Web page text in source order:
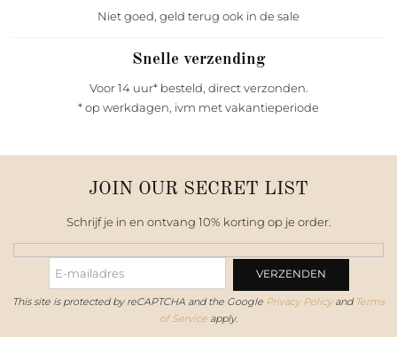
Niet goed, geld terug ook in de sale
Snelle verzending
Voor 14 uur* besteld, direct verzonden.
* op werkdagen, ivm met vakantieperiode
JOIN OUR SECRET LIST
Schrijf je in en ontvang 10% korting op je order.
This site is protected by reCAPTCHA and the Google Privacy Policyand Terms
of Service apply.